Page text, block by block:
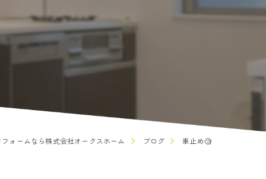
水回り
ォームなら株式会社オークスホーム ブログ 車止め🧐